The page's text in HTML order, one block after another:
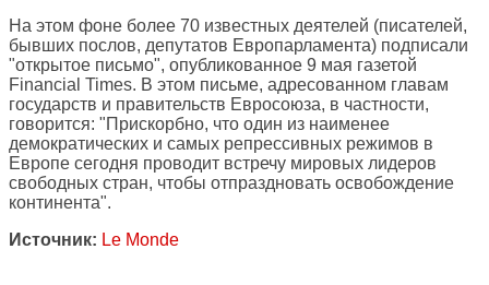
На этом фоне более 70 известных деятелей (писателей,
бывших послов, депутатов Европарламента) подписали
"открытое письмо", опубликованное 9 мая газетой
Financial Times. В этом письме, адресованном главам
государств и правительств Евросоюза, в частности,
говорится: "Прискорбно, что один из наименее
демократических и самых репрессивных режимов в
Европе сегодня проводит встречу мировых лидеров
свободных стран, чтобы отпраздновать освобождение
континента".
Источник: Le Monde